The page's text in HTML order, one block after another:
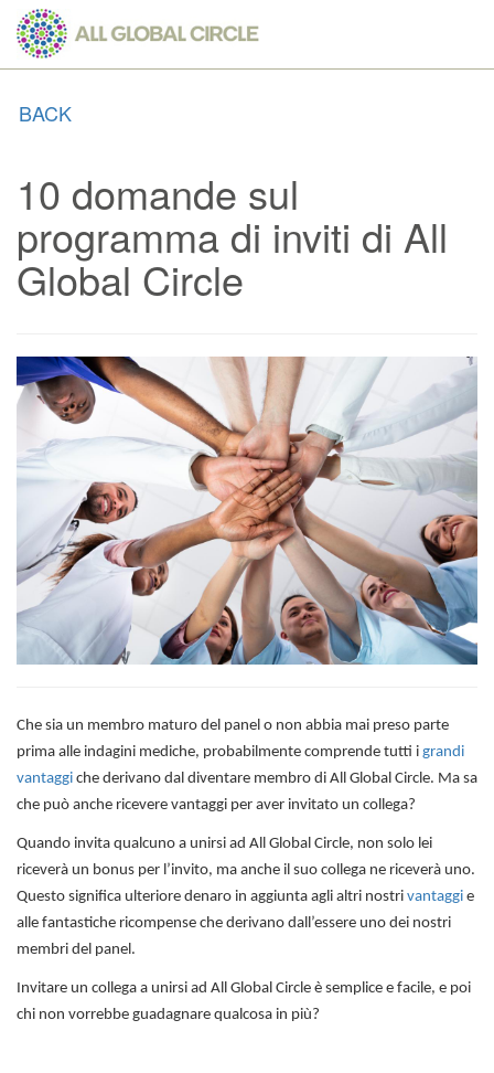
Skip
main
content
BACK
10 domande sul
programma di inviti di All
Global Circle
Che sia un membro maturo del panel o non abbia mai preso parte
prima alle indagini mediche, probabilmente comprende tutti i grandi
vantaggi che derivano dal diventare membro di All Global Circle. Ma sa
che può anche ricevere vantaggi per aver invitato un collega?
Quando invita qualcuno a unirsi ad All Global Circle, non solo lei
riceverà un bonus per l’invito, ma anche il suo collega ne riceverà uno.
Questo significa ulteriore denaro in aggiunta agli altri nostri vantaggi e
alle fantastiche ricompense che derivano dall’essere uno dei nostri
membri del panel.
Invitare un collega a unirsi ad All Global Circle è semplice e facile, e poi
chi non vorrebbe guadagnare qualcosa in più?